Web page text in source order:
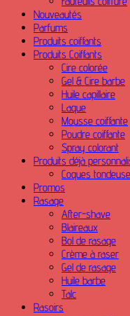
Nouveautés
Parfums
Produits coiffants
Produits Coiffants
Cire colorée
Gel & Cire barbe
Huile capillaire
Laque
Mousse coiffante
Poudre coiffante
Spray colorant
Produits déjà
Coques
Promos
Rasage
After-shave
Blaireaux
Bol de rasage
Crème à raser
Gel de rasage
Huile barbe
Talc
Rasoirs